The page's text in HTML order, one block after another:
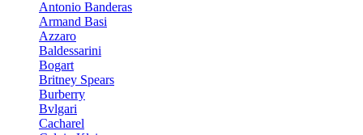
Antonio Banderas
Armand Basi
Azzaro
Baldessarini
Bogart
Britney Spears
Burberry
Bvlgari
Cacharel